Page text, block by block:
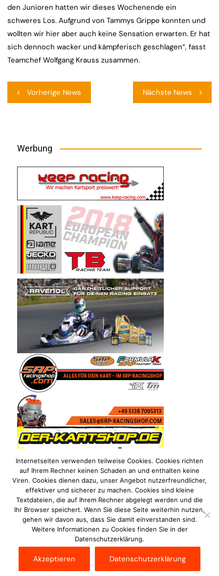
den Junioren hatten wir dieses Wochenende ein
schweres Los. Aufgrund von Tammys Grippe konnten und
wollten wir hier aber auch keine Sensation erwarten. Er hat
sich dennoch wacker und kämpferisch geschlagen“, fasst
Teamchef Wolfgang Krauss zusammen.
Vorherige News Nächste News
Werbung
Impressum Datenschutzerklärung
Disclaimer
Kontakt
Internetseiten verwenden teilweise Cookies. Cookies richten
auf Ihrem Rechner keinen Schaden an und enthalten keine
Viren. Cookies dienen dazu, unser Angebot nutzerfreundlicher,
effektiver und sicherer zu machen. Cookies sind kleine
Textdateien, die auf Ihrem Rechner abgelegt werden und die
Ihr Browser speichert. Wenn Sie diese Seite weiterhin nutzen,
gehen wir davon aus, dass Sie damit einverstanden sind.
Weitere Informationen zu Cookies finden Sie in der
Datenschutzerklärung.
Akzeptieren Datenschutzerklärung